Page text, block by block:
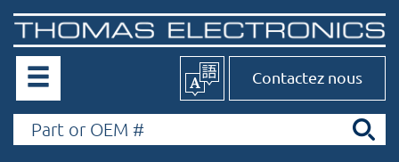
Contactez nous